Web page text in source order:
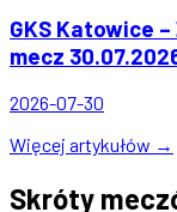
GKS Katowice
mecz
2026-07-30
Więcej artykułów →
Skróty